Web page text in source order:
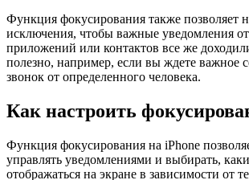
Функция фокусирования также позволяет
исключения, чтобы важные уведомления
приложений или контактов все же
полезно, например, если вы ждете важное
звонок от определенного человека.
Как настроить
Функция фокусирования на iPhone
управлять уведомлениями и выбирать,
отображаться на экране в зависимости от